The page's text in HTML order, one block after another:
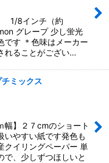
1/8インチ（約
グレープ 少し蛍光
です ＊色味はメーカー
れることがござい…
ミックス
】２７cmのショート
いやすい紙です発色も
クイリングペーパー 単
で、少しずつほしいと